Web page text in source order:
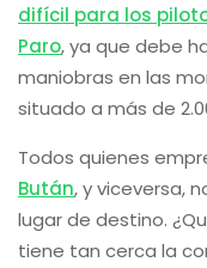
difícil para los
Paro, ya que debe
maniobras en las
situado a más de
Todos quienes
Bután, y viceversa,
lugar de destino.
tiene tan cerca la